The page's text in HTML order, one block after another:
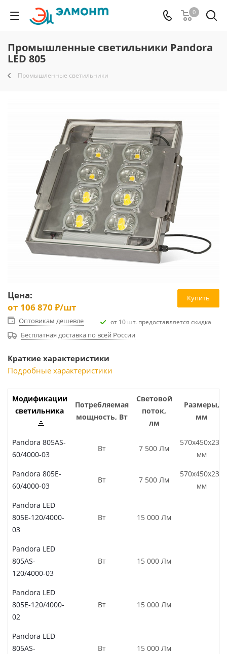
0
Промышленные светильники Pandora
LED 805
Промышленные светильники
Цена:
от 106 870 ₽/шт
Купить
Оптовикам дешевле от 10 шт. предоставляется скидка
Бесплатная доставка по всей России
Краткие характеристики
Подробные характеристики
Модификации
светильника
Потребляемая
мощность, Вт
Световой
поток,
лм
Размеры,
мм
Pandora 805AS-
60/4000-03
Вт 7 500 Лм
570х450х239
мм
Pandora 805E-
60/4000-03
Вт 7 500 Лм
570х450х239
мм
Pandora LED
805E-120/4000-
03
Вт 15 000 Лм
Pandora LED
805AS-
120/4000-03
Вт 15 000 Лм
Pandora LED
805E-120/4000-
02
Вт 15 000 Лм
Pandora LED
805AS-
Вт 15 000 Лм